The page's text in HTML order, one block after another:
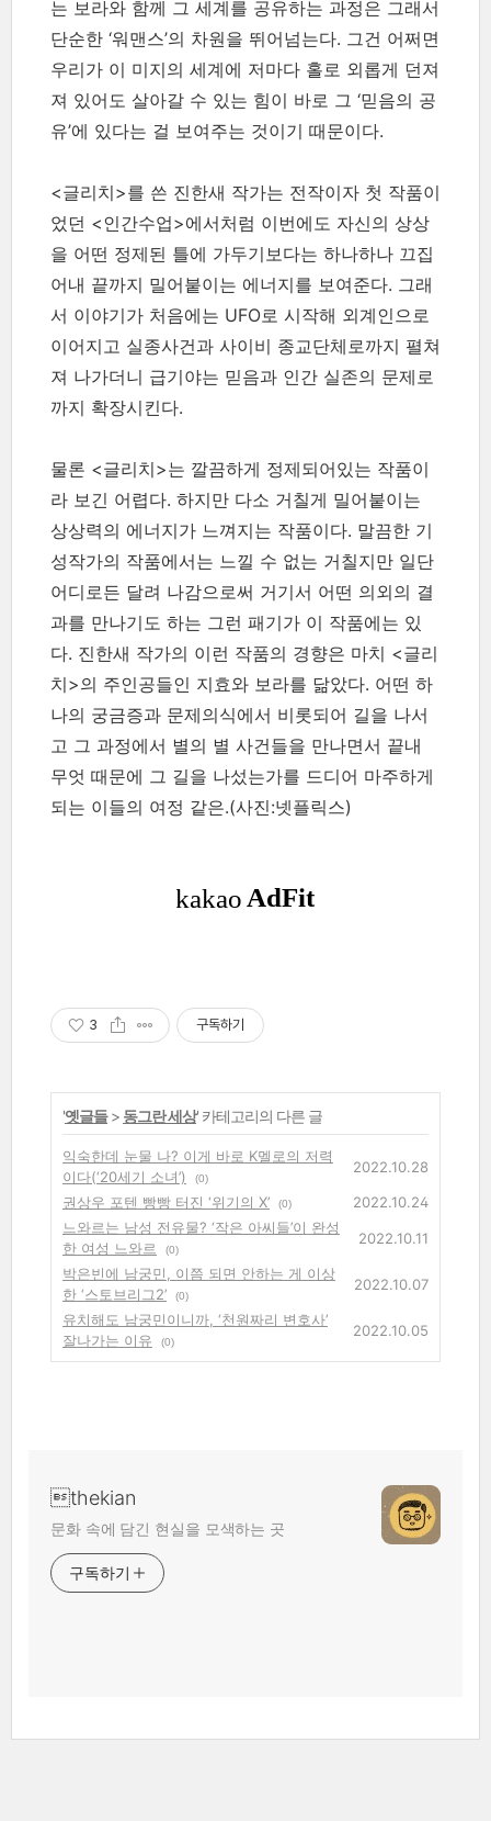
는 보라와 함께 그 세계를 공유하는 과정은 그래서
단순한 ‘워맨스’의 차원을 뛰어넘는다. 그건 어쩌면
우리가 이 미지의 세계에 저마다 홀로 외롭게 던져
져 있어도 살아갈 수 있는 힘이 바로 그 ‘믿음의 공
유’에 있다는 걸 보여주는 것이기 때문이다.
<글리치>를 쓴 진한새 작가는 전작이자 첫 작품이
었던 <인간수업>에서처럼 이번에도 자신의 상상
을 어떤 정제된 틀에 가두기보다는 하나하나 끄집
어내 끝까지 밀어붙이는 에너지를 보여준다. 그래
서 이야기가 처음에는 UFO로 시작해 외계인으로
이어지고 실종사건과 사이비 종교단체로까지 펼쳐
져 나가더니 급기야는 믿음과 인간 실존의 문제로
까지 확장시킨다.
물론 <글리치>는 깔끔하게 정제되어있는 작품이
라 보긴 어렵다. 하지만 다소 거칠게 밀어붙이는
상상력의 에너지가 느껴지는 작품이다. 말끔한 기
성작가의 작품에서는 느낄 수 없는 거칠지만 일단
어디로든 달려 나감으로써 거기서 어떤 의외의 결
과를 만나기도 하는 그런 패기가 이 작품에는 있
다. 진한새 작가의 이런 작품의 경향은 마치 <글리
치>의 주인공들인 지효와 보라를 닮았다. 어떤 하
나의 궁금증과 문제의식에서 비롯되어 길을 나서
고 그 과정에서 별의 별 사건들을 만나면서 끝내
무엇 때문에 그 길을 나섰는가를 드디어 마주하게
되는 이들의 여정 같은.(사진:넷플릭스)
3 구독하기
'옛글들> 동그란 세상' 카테고리의 다른 글
익숙한데 눈물 나? 이게 바로 K멜로의 저력
이다(‘20세기 소녀’)
(0)
2022.10.28
권상우 포텐 빵빵 터진 ‘위기의 X’
(0)
2022.10.24
느와르는 남성 전유물? ‘작은 아씨들’이 완성
한 여성 느와르
(0)
2022.10.11
박은빈에 남궁민, 이쯤 되면 안하는 게 이상
한 ‘스토브리그2’
(0)
2022.10.07
유치해도 남궁민이니까, ‘천원짜리 변호사’
잘나가는 이유
(0)
2022.10.05
thekian
문화 속에 담긴 현실을 모색하는 곳
구독하기